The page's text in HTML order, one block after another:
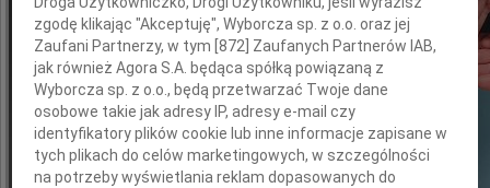
Jak ich zapamiętaliśmy? Serwis
odeszli.pl z Grupy Wyborcza, to
możliwość stworzenia unikalnego
wspomnienia. Dziel się nim z rodziną i
przyjaciółmi.
zgodę klikając "Akceptuję", Wyborcza sp. z o.o. oraz jej
Zaufani Partnerzy, w tym [872 ] Zaufanych Partnerów IAB,
jak również Agora S.A. będąca spółką powiązaną z
Wyborcza sp. z o.o., będą przetwarzać Twoje dane
osobowe takie jak adresy IP, adresy e-mail czy
identyfikatory plików cookie lub inne informacje zapisane w
tych plikach do celów marketingowych, w szczególności
na potrzeby wyświetlania reklam dopasowanych do